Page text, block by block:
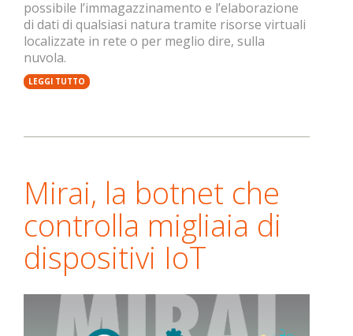
possibile l’immagazzinamento e l’elaborazione
di dati di qualsiasi natura tramite risorse virtuali
localizzate in rete o per meglio dire, sulla
nuvola.
LEGGI TUTTO
Mirai, la botnet che
controlla migliaia di
dispositivi IoT